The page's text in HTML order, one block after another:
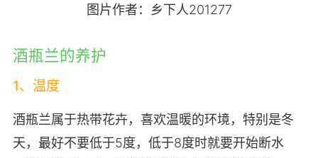
图片作者：乡下人201277
酒瓶兰的养护
1、温度
酒瓶兰属于热带花卉，喜欢温暖的环境，特别是冬
天，最好不要低于5度，低于8度时就要开始断水